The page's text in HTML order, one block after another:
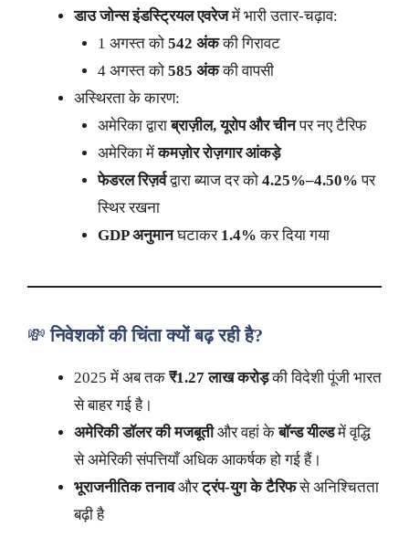
डाउ जोन्स इंडस्ट्रियल एवरेजमें भारी उतार-चढ़ाव:
1 अगस्त को 542 अंककी गिरावट
4 अगस्त को 585 अंककी वापसी
अस्थिरता के कारण:
अमेरिका द्वाराब्राज़ील, यूरोप और चीनपर नए टैरिफ
अमेरिका मेंकमज़ोर रोज़गार आंकड़े
फेडरल रिज़र्वद्वारा ब्याज दर को 4.25%–4.50% पर
स्थिर रखना
GDP अनुमानघटाकर 1.4% कर दिया गया
💸निवेशकों की चिंता क्यों बढ़ रही है?
2025 में अब तक ₹1.27 लाख करोड़की विदेशी पूंजी भारत
से बाहर गई है।
अमेरिकी डॉलर की मजबूतीऔर वहां केबॉन्ड यील्डमें वृद्धि
से अमेरिकी संपत्तियाँ अधिक आकर्षक हो गई हैं।
भूराजनीतिक तनावऔरट्रंप-युग के टैरिफसे अनिश्चितता
बढ़ी है